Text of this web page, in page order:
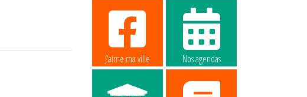
J’aime ma ville Nos agendas